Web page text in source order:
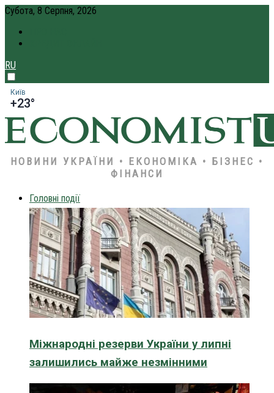
Субота, 8 Серпня, 2026
RU
Київ
+23°
НОВИНИ УКРАЇНИ • ЕКОНОМІКА • БІЗНЕС •
ФІНАНСИ
Головні події
Міжнародні резерви України у липні
залишились майже незмінними